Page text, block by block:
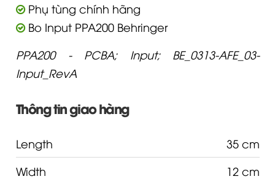
Phụ tùng chính hãng
Bo Input PPA200 Behringer
PPA200 - PCBA; Input; BE_0313-AFE_03-
Input_RevA
Thông tin giao hàng
Length
35 cm
Width
12 cm